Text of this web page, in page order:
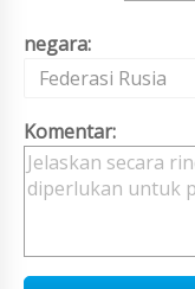
negara:
Federasi Rusia
Komentar: